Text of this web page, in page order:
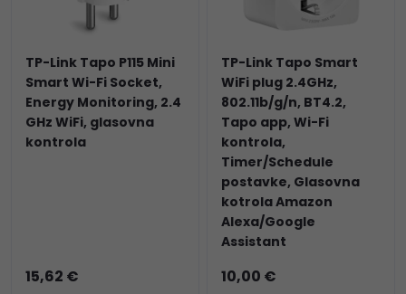
TP-Link Tapo P115 Mini
Smart Wi-Fi Socket,
Energy Monitoring, 2.4
GHz WiFi, glasovna
kontrola
15,62 €
TP-Link Tapo Smart
WiFi plug 2.4GHz,
802.11b/g/n, BT4.2,
Tapo app, Wi-Fi
kontrola,
Timer/Schedule
postavke, Glasovna
kotrola Amazon
Alexa/Google
Assistant
10,00 €